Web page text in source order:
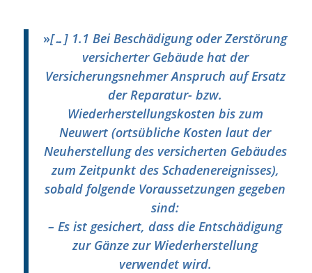
»[…] 1.1 Bei Beschädigung oder Zerstörung
versicherter Gebäude hat der
Versicherungsnehmer Anspruch auf Ersatz
der Reparatur- bzw.
Wiederherstellungskosten bis zum
Neuwert (ortsübliche Kosten laut der
Neuherstellung des versicherten Gebäudes
zum Zeitpunkt des Schadenereignisses),
sobald folgende Voraussetzungen gegeben
sind:
– Es ist gesichert, dass die Entschädigung
zur Gänze zur Wiederherstellung
verwendet wird.